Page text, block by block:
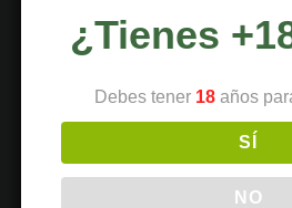
Recetas
Salud
Tecnología
¿Tienes
Debes tener 18 años
SÍ
NO